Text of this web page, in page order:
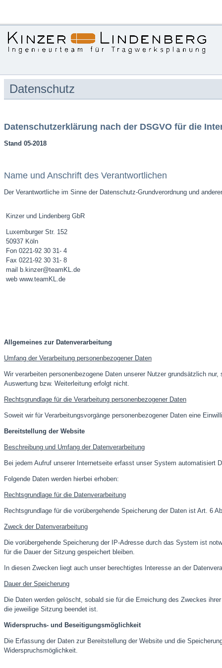
Datenschutz
Datenschutzerklärung nach der DSGVO für die
Stand 05-2018
Name und Anschrift des Verantwortlichen
Der Verantwortliche im Sinne der Datenschutz-Grundverordnung und
Kinzer und Lindenberg GbR
Luxemburger Str. 152
50937 Köln
Fon 0221-92 30 31- 4
Fax 0221-92 30 31- 8
mail b.kinzer@teamKL.de
web www.teamKL.de
Allgemeines zur Datenverarbeitung
Umfang der Verarbeitung personenbezogener Daten
Wir verarbeiten personenbezogene Daten unserer Nutzer grundsätzlich
Auswertung bzw. Weiterleitung erfolgt nicht.
Rechtsgrundlage für die Verarbeitung personenbezogener Daten
Soweit wir für Verarbeitungsvorgänge personenbezogener Daten eine
Bereitstellung der Website
Beschreibung und Umfang der Datenverarbeitung
Bei jedem Aufruf unserer Internetseite erfasst unser System automatisiert
Folgende Daten werden hierbei erhoben:
Rechtsgrundlage für die Datenverarbeitung
Rechtsgrundlage für die vorübergehende Speicherung der Daten ist Art. 6
Zweck der Datenverarbeitung
Die vorübergehende Speicherung der IP-Adresse durch das System ist
für die Dauer der Sitzung gespeichert bleiben.
In diesen Zwecken liegt auch unser berechtigtes Interesse an der
Dauer der Speicherung
Die Daten werden gelöscht, sobald sie für die Erreichung des Zweckes
die jeweilige Sitzung beendet ist.
Widerspruchs- und Beseitigungsmöglichkeit
Die Erfassung der Daten zur Bereitstellung der Website und die
Widerspruchsmöglichkeit.